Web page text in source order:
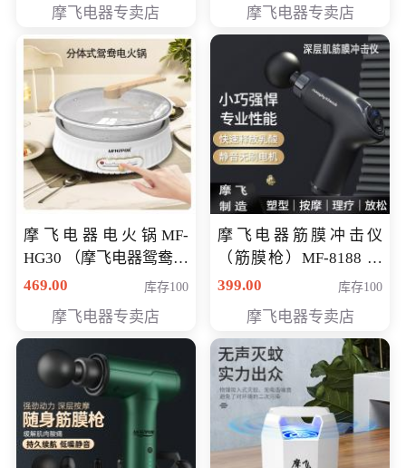
摩飞电器专卖店 摩飞电器专卖店
摩飞电器电火锅MF-
HG30 （摩飞电器鸳鸯锅
MF-HG30 ） 会员专享价
469.00 库存100
摩飞电器专卖店
摩飞电器筋膜冲击仪
（筋膜枪）MF-8188 会
员专享价268元
399.00 库存100
摩飞电器专卖店